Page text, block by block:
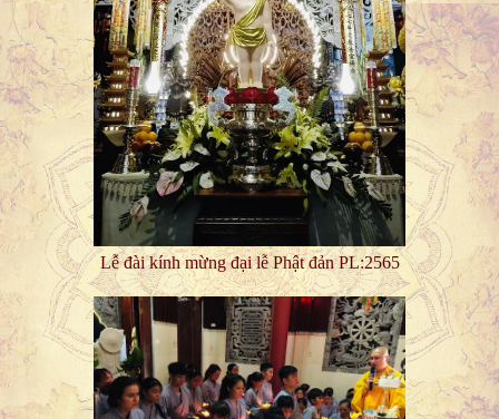
Lễ đài kính mừng đại lễ Phật đản PL:2565